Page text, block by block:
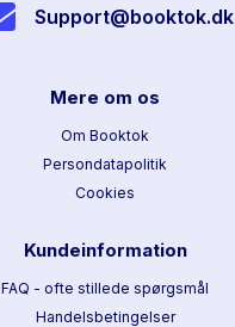
Support@booktok.dk
Mere om os
Om Booktok
Persondatapolitik
Cookies
Kundeinformation
FAQ - ofte stillede spørgsmål
Handelsbetingelser